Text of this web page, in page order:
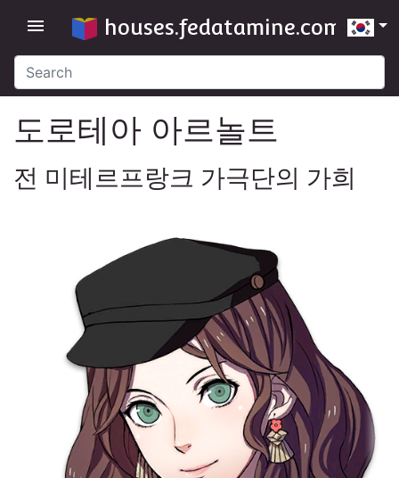
menu houses.fedatamine.com
도로테아 아르놀트
전 미테르프랑크 가극단의 가희